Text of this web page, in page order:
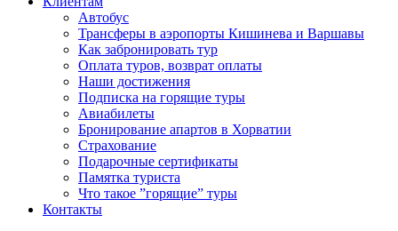
Автобус
Трансферы в аэропорты Кишинева и Варшавы
Как забронировать тур
Оплата туров, возврат оплаты
Наши достижения
Подписка на горящие туры
Авиабилеты
Бронирование апартов в Хорватии
Страхование
Подарочные сертификаты
Памятка туриста
Что такое ”горящие” туры
Контакты